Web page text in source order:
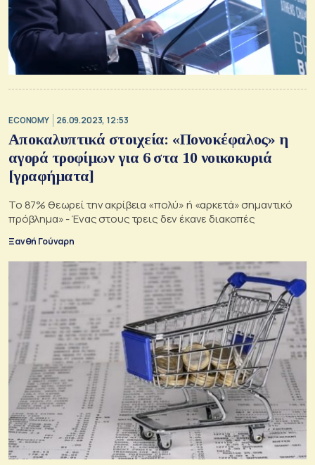
ECONOMY 26.09.2023, 12:53
Αποκαλυπτικά στοιχεία: «Πονοκέφαλος» η
αγορά τροφίμων για 6 στα 10 νοικοκυριά
[γραφήματα]
To 87% θεωρεί την ακρίβεια «πολύ» ή «αρκετά» σημαντικό
πρόβλημα» - Ένας στους τρεις δεν έκανε διακοπές
Ξανθή Γούναρη